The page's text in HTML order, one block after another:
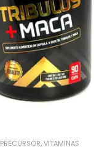
PRECURSOR,VITAMINAS